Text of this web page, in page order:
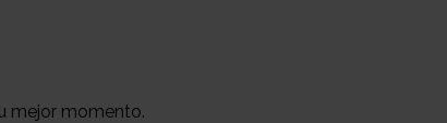
mejor momento.